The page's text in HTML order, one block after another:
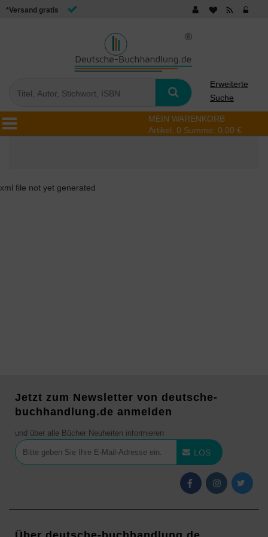
*Versand gratis
Erweiterte
Suche
MEIN WARENKORB
Artikel: 0 Summe: 0,00 €
xml file not yet generated
Jetzt zum Newsletter von deutsche-
buchhandlung.de anmelden
und über alle Bücher Neuheiten informieren
LOS